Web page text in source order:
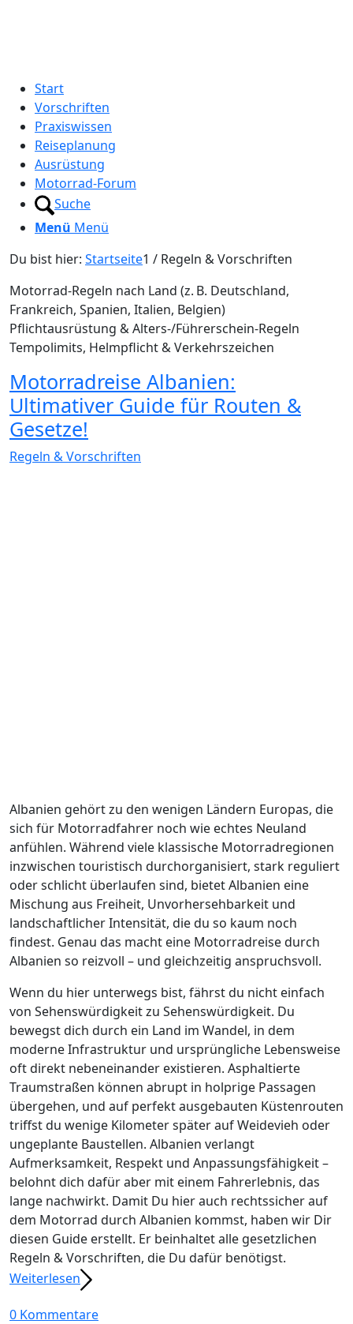
Start
Vorschriften
Praxiswissen
Reiseplanung
Ausrüstung
Motorrad-Forum
Suche
Menü Menü
Du bist hier: Startseite1 / Regeln & Vorschriften
Motorrad‑Regeln nach Land (z. B. Deutschland,
Frankreich, Spanien, Italien, Belgien)
Pflichtausrüstung & Alters‑/Führerschein‑Regeln
Tempolimits, Helmpflicht & Verkehrszeichen
Motorradreise Albanien:
Ultimativer Guide für Routen &
Gesetze!
Regeln & Vorschriften
Albanien gehört zu den wenigen Ländern Europas, die
sich für Motorradfahrer noch wie echtes Neuland
anfühlen. Während viele klassische Motorradregionen
inzwischen touristisch durchorganisiert, stark reguliert
oder schlicht überlaufen sind, bietet Albanien eine
Mischung aus Freiheit, Unvorhersehbarkeit und
landschaftlicher Intensität, die du so kaum noch
findest. Genau das macht eine Motorradreise durch
Albanien so reizvoll – und gleichzeitig anspruchsvoll.
Wenn du hier unterwegs bist, fährst du nicht einfach
von Sehenswürdigkeit zu Sehenswürdigkeit. Du
bewegst dich durch ein Land im Wandel, in dem
moderne Infrastruktur und ursprüngliche Lebensweise
oft direkt nebeneinander existieren. Asphaltierte
Traumstraßen können abrupt in holprige Passagen
übergehen, und auf perfekt ausgebauten Küstenrouten
triffst du wenige Kilometer später auf Weidevieh oder
ungeplante Baustellen. Albanien verlangt
Aufmerksamkeit, Respekt und Anpassungsfähigkeit –
belohnt dich dafür aber mit einem Fahrerlebnis, das
lange nachwirkt. Damit Du hier auch rechtssicher auf
dem Motorrad durch Albanien kommst, haben wir Dir
diesen Guide erstellt. Er beinhaltet alle gesetzlichen
Regeln & Vorschriften, die Du dafür benötigst.
Weiterlesen
0 Kommentare